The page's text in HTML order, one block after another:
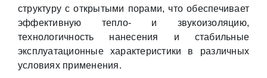
структуру с открытыми порами, что обеспечивает
эффективную тепло- и звукоизоляцию,
технологичность нанесения и стабильные
эксплуатационные характеристики в различных
условиях применения.